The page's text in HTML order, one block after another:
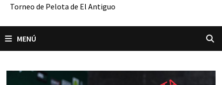
Torneo de Pelota de El Antiguo
MENÚ